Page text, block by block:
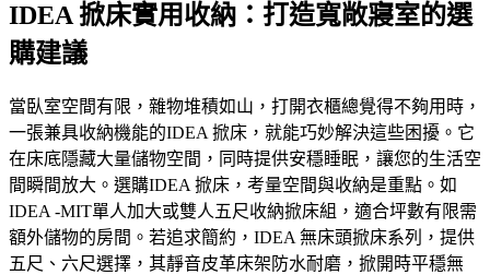
IDEA 掀床實用收納：打造寬敞寢室的選
購建議
當臥室空間有限，雜物堆積如山，打開衣櫃總覺得不夠用時，
一張兼具收納機能的IDEA 掀床，就能巧妙解決這些困擾。它
在床底隱藏大量儲物空間，同時提供安穩睡眠，讓您的生活空
間瞬間放大。選購IDEA 掀床，考量空間與收納是重點。如
IDEA -MIT單人加大或雙人五尺收納掀床組，適合坪數有限需
額外儲物的房間。若追求簡約，IDEA 無床頭掀床系列，提供
五尺、六尺選擇，其靜音皮革床架防水耐磨，掀開時平穩無